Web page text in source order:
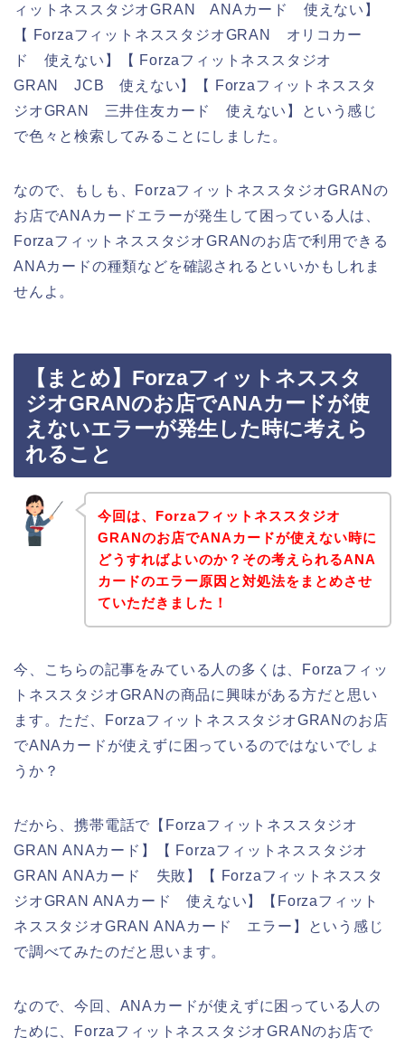
ィットネススタジオGRAN ANAカード 使えない】
【 ForzaフィットネススタジオGRAN オリコカー
ド 使えない】【 Forzaフィットネススタジオ
GRAN JCB 使えない】【 Forzaフィットネススタ
ジオGRAN 三井住友カード 使えない】という感じ
で色々と検索してみることにしました。
なので、もしも、ForzaフィットネススタジオGRANの
お店でANAカードエラーが発生して困っている人は、
ForzaフィットネススタジオGRANのお店で利用できる
ANAカードの種類などを確認されるといいかもしれま
せんよ。
【まとめ】Forzaフィットネススタ
ジオGRANのお店でANAカードが使
えないエラーが発生した時に考えら
れること
今回は、Forzaフィットネススタジオ
GRANのお店でANAカードが使えない時に
どうすればよいのか？その考えられるANA
カードのエラー原因と対処法をまとめさせ
ていただきました！
今、こちらの記事をみている人の多くは、Forzaフィッ
トネススタジオGRANの商品に興味がある方だと思い
ます。ただ、ForzaフィットネススタジオGRANのお店
でANAカードが使えずに困っているのではないでしょ
うか？
だから、携帯電話で【Forzaフィットネススタジオ
GRAN ANAカード】【 Forzaフィットネススタジオ
GRAN ANAカード 失敗】【 Forzaフィットネススタ
ジオGRAN ANAカード 使えない】【Forzaフィット
ネススタジオGRAN ANAカード エラー】という感じ
で調べてみたのだと思います。
なので、今回、ANAカードが使えずに困っている人の
ために、ForzaフィットネススタジオGRANのお店で